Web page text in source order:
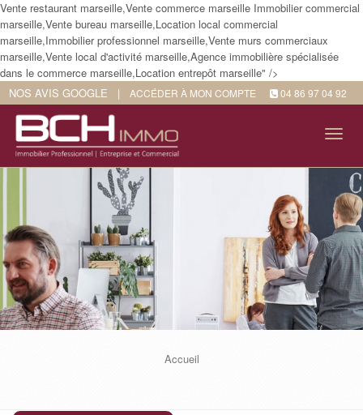
Vente restaurant marseille,Vente commerce marseille Immobilier commercial
marseille,Vente bureau marseille,Location local commercial
marseille,Immobilier professionnel marseille,Vente murs commerciaux
marseille,Vente local d'activité marseille,Agence immobilière spécialisée
dans le commerce marseille,Location entrepôt marseille" />
NOS AVIS GOOGLE
| ACCÉDER À MON COMPTE 04 86 97 04 92
Accueil